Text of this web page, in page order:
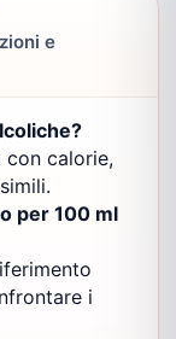
e
calorie,
per 100 ml
i